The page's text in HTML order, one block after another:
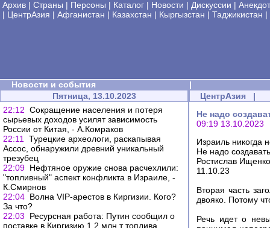
Архив | Страны | Персоны | Каталог | Новости | Дискуссии |
| ЦентрАзия | Афганистан | Казахстан | Кыргызстан | Таджикистан |
Новости и события
|
Пятница, 13.10.2023
22:12 Сокращение населения и потеря
сырьевых доходов усилят зависимость
России от Китая, - А.Комраков
22:11
Турецкие археологи, раскапывая
Ассос, обнаружили древний уникальный
трезубец
22:09 Нефтяное оружие снова расчехлили:
"топливный" аспект конфликта в Израиле, -
К.Смирнов
22:04 Волна VIP-арестов в Киргизии. Кого?
За что?
22:03
Ресурсная работа: Путин сообщил о
поставке в Киргизию 1,2 млн т топлива
ЦентрАзия |
Не надо
09:19 13.10.2023
Израиль никогда
Не надо
Ростислав Ищенко
11.10.23
Вторая часть
двояко. Потому
Речь идет о